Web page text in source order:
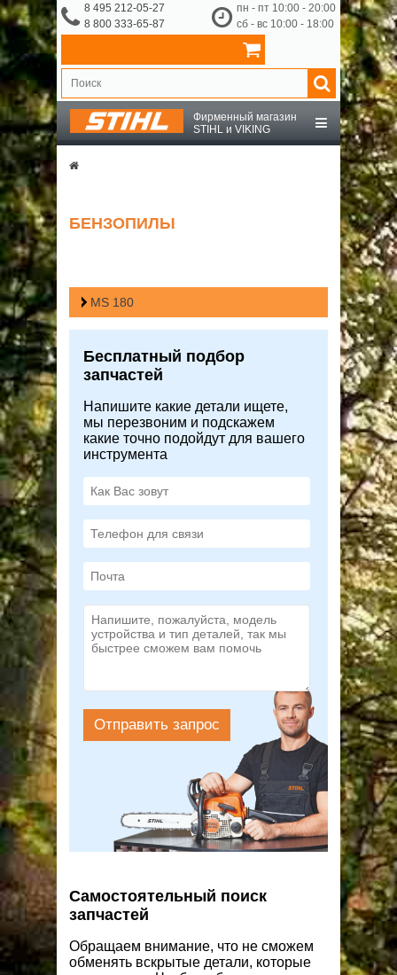
8 495 212-05-27
8 800 333-65-87
пн - пт 10:00 - 20:00
сб - вс 10:00 - 18:00
Фирменный магазин
STIHL и VIKING
ПРИНАДЛЕЖНОСТИ
ОПЛАТА
ГАРАНТИЯ И СЕРВИС
ПОЛЬЗОВАТЕЛЬСКОЕ СОГЛАШЕНИЕ
КОНТАКТЫ
АКЦИИ
БЕНЗОПИЛЫ
MS 180
Бесплатный подбор
запчастей
Напишите какие детали ищете,
мы перезвоним и подскажем
какие точно подойдут для вашего
инструмента
Отправить запрос
Самостоятельный поиск
запчастей
Обращаем внимание, что не сможем
обменять вскрытые детали, которые